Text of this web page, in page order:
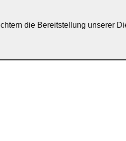
die Bereitstellung unserer